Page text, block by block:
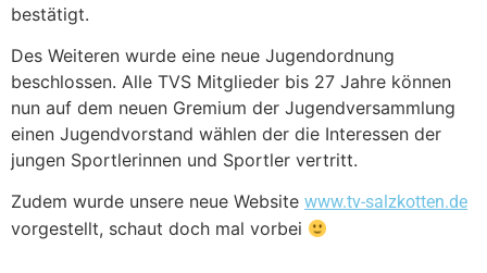
bestätigt.
Des Weiteren wurde eine neue Jugendordnung
beschlossen. Alle TVS Mitglieder bis 27 Jahre können
nun auf dem neuen Gremium der Jugendversammlung
einen Jugendvorstand wählen der die Interessen der
jungen Sportlerinnen und Sportler vertritt.
Zudem wurde unsere neue Website www.tv-salzkotten.de
vorgestellt, schaut doch mal vorbei